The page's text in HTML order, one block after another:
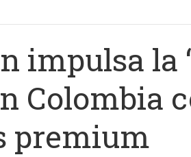
impulsa la
Colombia
premium